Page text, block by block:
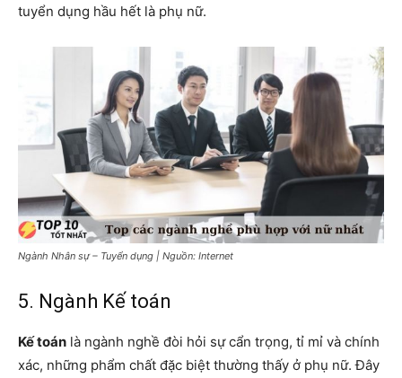
tuyển dụng hầu hết là phụ nữ.
Ngành Nhân sự – Tuyển dụng | Nguồn: Internet
5. Ngành Kế toán
Kế toán là ngành nghề đòi hỏi sự cẩn trọng, tỉ mỉ và chính
xác, những phẩm chất đặc biệt thường thấy ở phụ nữ. Đây